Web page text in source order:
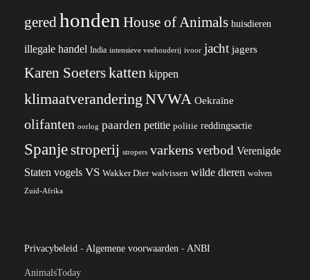
geredhonden House of Animals huisdieren
illegale handel India intensieve veehouderij ivoor jacht jagers
Karen Soeterskatten kippen
klimaatverandering NVWA Oekraïne
olifanten oorlog paarden petitie politie reddingsactie
Spanjestroperij stropers varkens verbod Verenigde
Staten vogels VS Wakker Dier walvissen wilde dieren wolven
Zuid-Afrika
Privacybeleid - Algemene voorwaarden - ANBI
AnimalsToday